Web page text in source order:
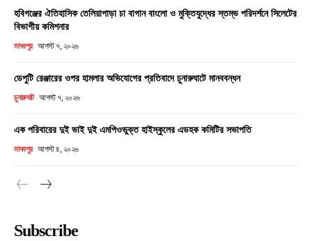
হবিগঞ্জের ঐতিহাসিক তেলিয়াপাড়া চা বাগান বাংলো ও মুক্তিযুদ্ধের স্তম্ভ পরিদর্শনে সিলেটের
বিভাগীয় কমিশনার
মাধবপুর আগস্ট ৭, ২০২৬
ডেপুটি রেঞ্জারের ওপর হামলার অভিযোগের প্রতিবাদে চুনারুঘাটে মানববন্ধন
চুনারুঘাট আগস্ট ৭, ২০২৬
এক পরিবারের দুই ভাই দুই এমপিওভুক্ত হাইস্কুলের এডহক কমিটির সভাপতি
মাধবপুর আগস্ট ৪, ২০২৬
Subscribe